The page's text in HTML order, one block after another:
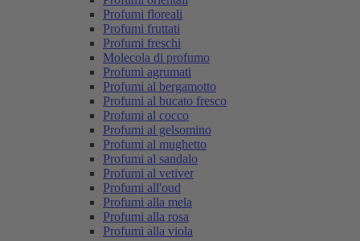
Profumi floreali
Profumi fruttati
Profumi freschi
Molecola di profumo
Profumi agrumati
Profumi al bergamotto
Profumi al bucato fresco
Profumi al cocco
Profumi al gelsomino
Profumi al mughetto
Profumi al sandalo
Profumi al vetiver
Profumi all'oud
Profumi alla mela
Profumi alla rosa
Profumi alla viola